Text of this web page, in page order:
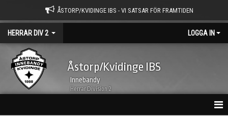
ÅSTORP/KVIDINGE IBS - VI SATSAR FÖR FRAMTIDEN
HERRAR DIV 2 LOGGA IN
Åstorp/Kvidinge IBS
Innebandy
Herrar Division 2